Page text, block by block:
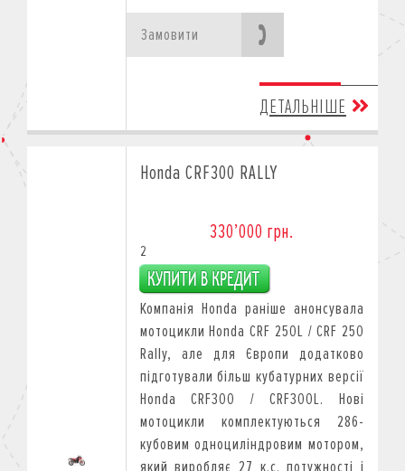
Замовити
ДЕТАЛЬНІШЕ
Honda CRF300 RALLY
330’000 грн.
2
Компанія Honda раніше анонсувала
мотоцикли Honda CRF 250L / CRF 250
Rally, але для Європи додатково
підготували більш кубатурних версії
Honda CRF300 / CRF300L. Нові
мотоцикли комплектуються 286-
кубовим одноциліндровим мотором,
який виробляє 27 к.с. потужності і